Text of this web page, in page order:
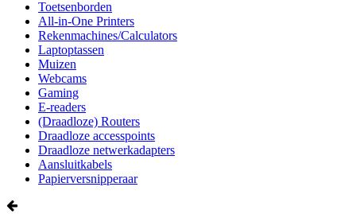
Toetsenborden
All-in-One Printers
Rekenmachines/Calculators
Laptoptassen
Muizen
Webcams
Gaming
E-readers
(Draadloze) Routers
Draadloze accesspoints
Draadloze netwerkadapters
Aansluitkabels
Papierversnipperaar